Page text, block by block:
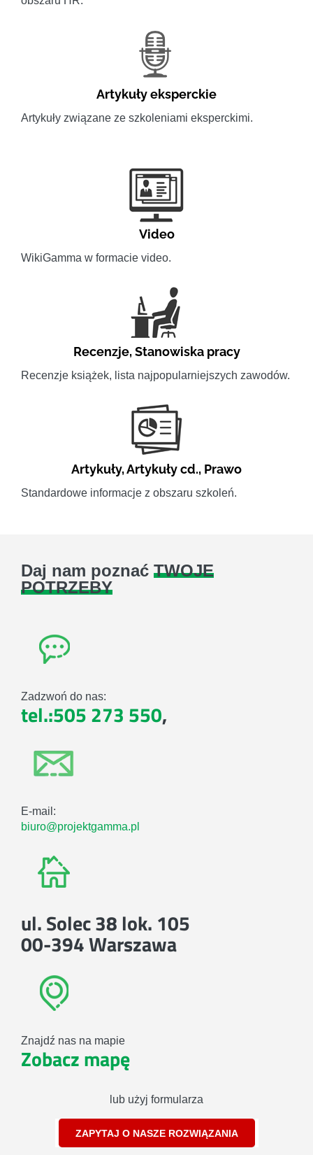
Artykuły eksperckie
Artykuły związane ze szkoleniami eksperckimi.
Video
WikiGamma w formacie video.
Recenzje,Stanowiska pracy
Recenzje książek, lista najpopularniejszych zawodów.
Artykuły,Artykuły cd., Prawo
Standardowe informacje z obszaru szkoleń.
Daj nam poznać TWOJE
POTRZEBY
Zadzwoń do nas:
tel.:505 273 550,
E-mail:
biuro@projektgamma.pl
ul. Solec 38 lok. 105
00-394 Warszawa
Znajdź nas na mapie
Zobacz mapę
lub użyj formularza
ZAPYTAJ O NASZE ROZWIĄZANIA